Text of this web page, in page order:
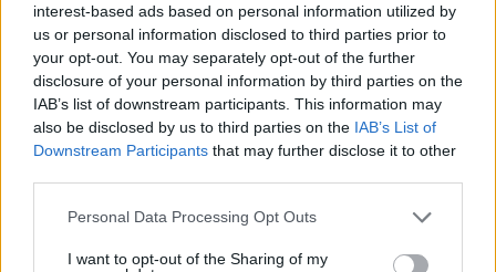
interest-based ads based on personal information utilized by
us or personal information disclosed to third parties prior to
your opt-out. You may separately opt-out of the further
disclosure of your personal information by third parties on the
IAB’s list of downstream participants. This information may
also be disclosed by us to third parties on the IAB’s List of
Downstream Participants that may further disclose it to other
Please note that this website/app uses one or more Google
not limited to your visit or usage behaviour. You may click to
Personal Data Processing Opt Outs
I want to opt-out of the Sharing of my
Γερμανία: Αστυνομικό μπλόκο σε φορτηγό που
μετέφερε άγρια ζώα από την Ολλανδία
Tο φορτηγό μετέφερε δύο ζέβρες, μια αντιλόπη, έξι
μαϊμούδες, έναν κύκνο, ένα γεράκι και μια
αφρικανική αγριόγατα
07.04.2025, 22:10 2